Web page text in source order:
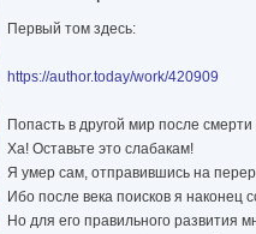
Первый том здесь:
https://author.today/work/420909
Попасть в другой мир после
Ха! Оставьте это слабакам!
Я умер сам, отправившись на
Ибо после века поисков я
Но для его правильного развития